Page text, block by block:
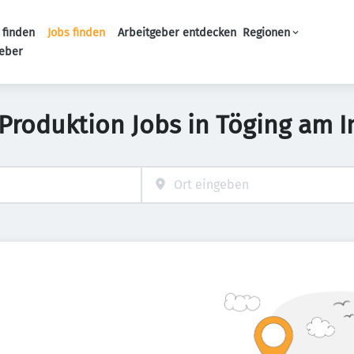
finden Jobs finden Arbeitgeber entdecken Regionen
Jobs in Töging am